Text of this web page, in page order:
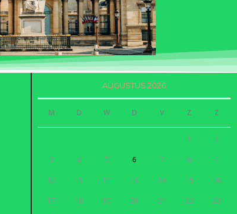
AUGUSTUS 2026
M D W D V Z Z
1 2
3 4 5 6 7 8 9
10 11 12 13 14 15 16
17 18 19 20 21 22 23